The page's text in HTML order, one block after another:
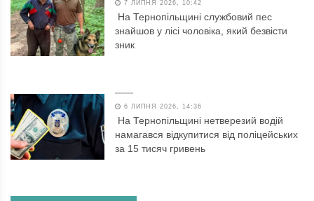
7 ЛИПНЯ 2026, 10:42
На Тернопільщині службовий пес
знайшов у лісі чоловіка, який безвісти
зник
6 ЛИПНЯ 2026, 14:36
На Тернопільщині нетверезий водій
намагався відкупитися від поліцейських
за 15 тисяч гривень